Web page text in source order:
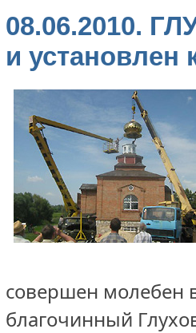
Официальная хроника
Расколы, ереси, секты
СОЦИАЛЬНОЕ
СЛУЖЕНИЕ
Церковь и общество
Церковь и СМИ
08.06.2010.
и установлен
совершен молебен
благочинный